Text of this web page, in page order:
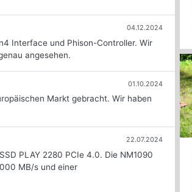
04.12.2024
Interface und Phison-Controller. Wir
angesehen.
01.10.2024
Markt gebracht. Wir haben
22.07.2024
PLAY 2280 PCIe 4.0. Die NM1090
MB/s und einer